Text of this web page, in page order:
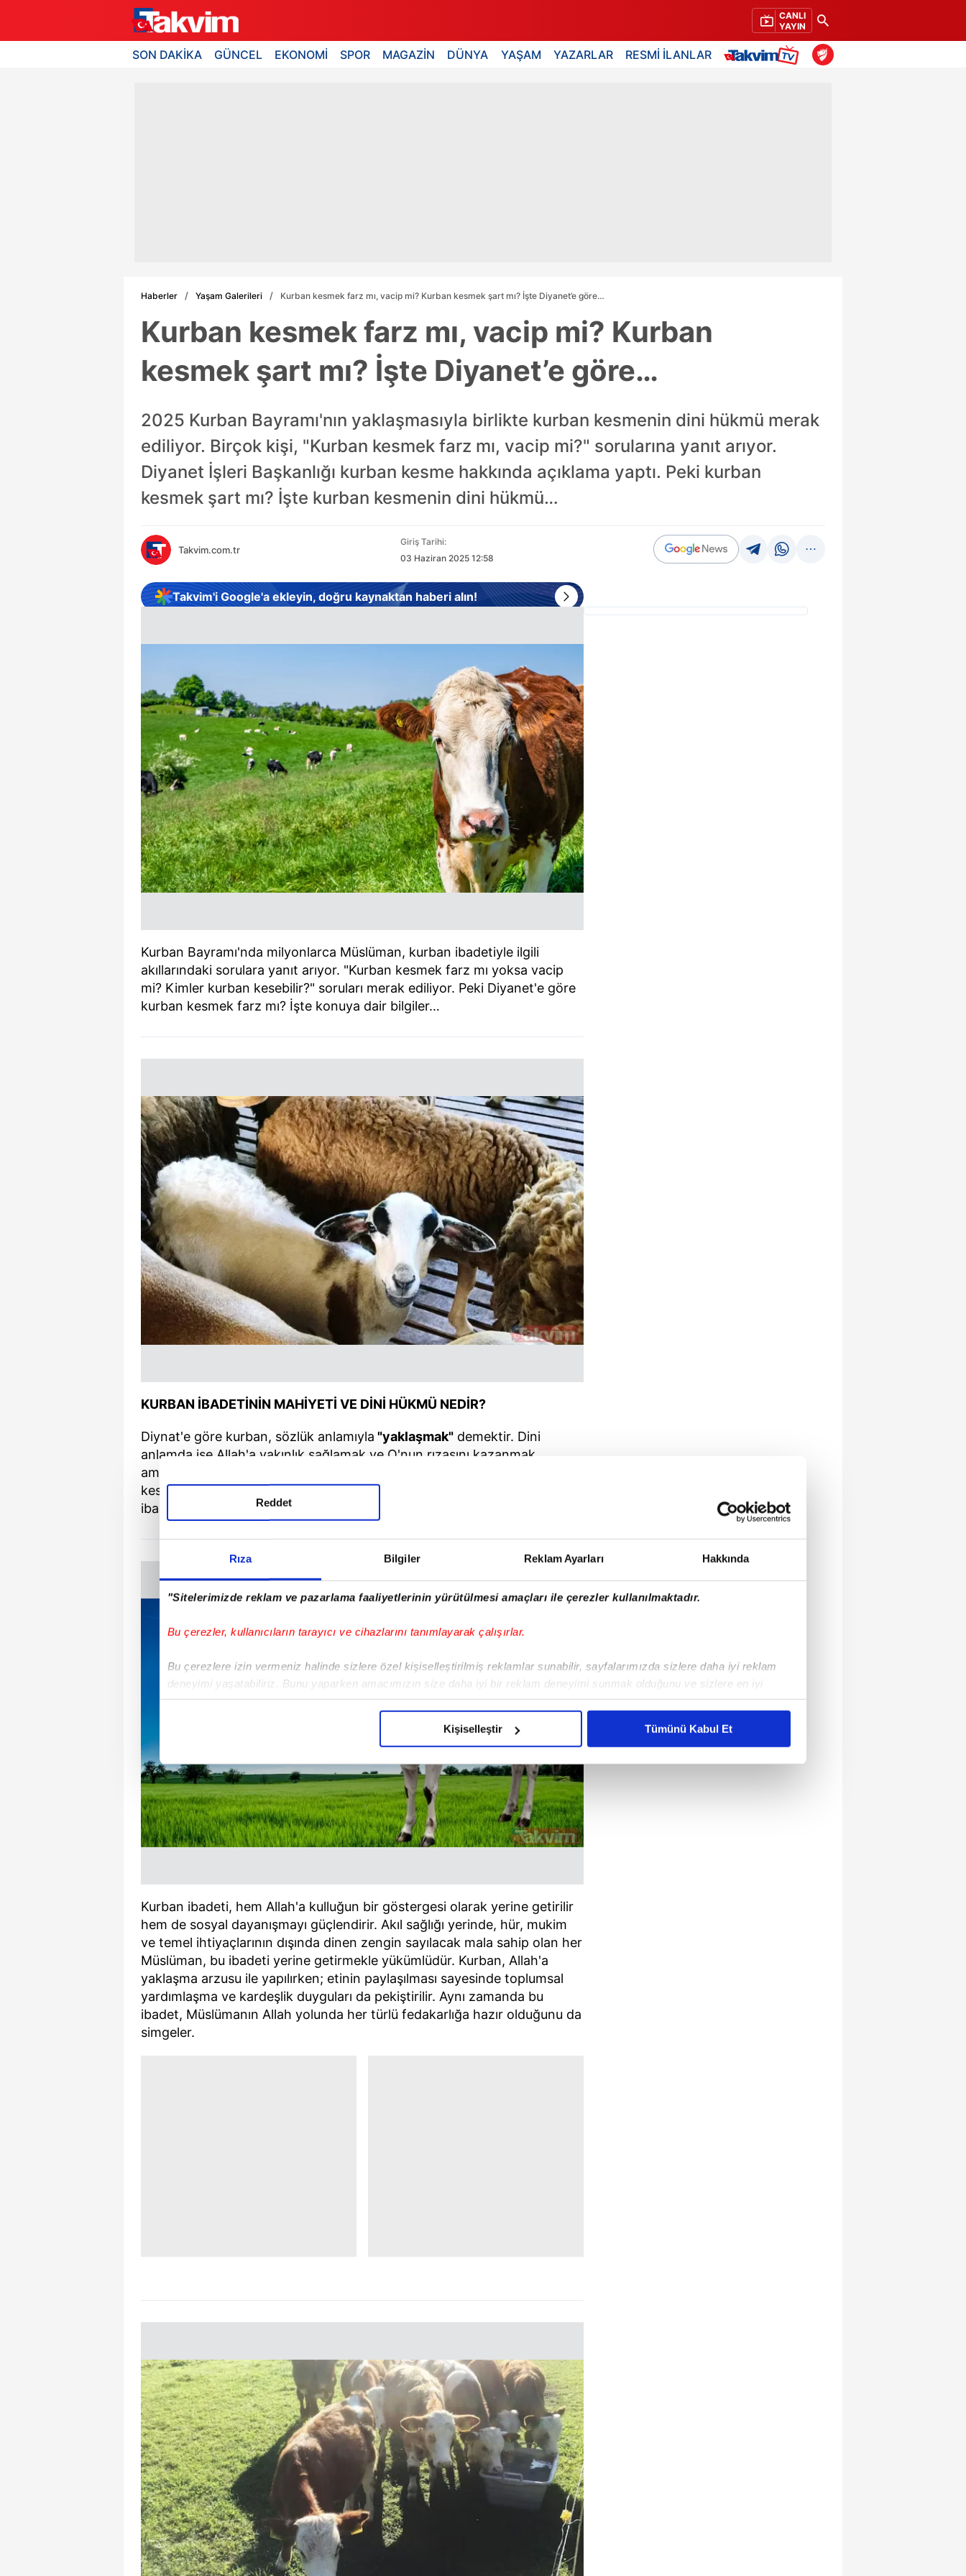
Rıza Bilgiler Reklam Ayarları Hakkında
"Sitelerimizde reklam ve pazarlama faaliyetlerinin yürütülmesi amaçları ile çerezler kullanılmaktadır.
Bu çerezler, kullanıcıların tarayıcı ve cihazlarını tanımlayarak çalışırlar.
Bu çerezlere izin vermeniz halinde sizlere özel kişiselleştirilmiş reklamlar sunabilir, sayfalarımızda sizlere daha iyi reklam
deneyimi yaşatabiliriz. Bunu yaparken amacımızın size daha iyi bir reklam deneyimi sunmak olduğunu ve sizlere en iyi
içerikleri sunabilmek adına elimizden gelen çabayı gösterdiğimizi ve bu noktada, reklamların maliyetlerimizi karşılamak
Sizlere daha iyi bir hizmet sunabilmek için İnternet Sitemizde kendimize ve üçüncü kişilere ait çerezler kullanılmaktadır. Bu
çerezler vasıtasıyla çeşitli kişisel verileriniz işlenmekte olup gerekli olan çerezler bilgi toplumu hizmetlerinin sunulması
amacıyla kullanılmaktadır. Diğer çerezler, sitemizin daha işlevsel kılınması ve kişiselleştirilmesi ve sizlere yönelik
reklam/pazarlama faaliyetlerinin yapılması, amaçlarıyla sınırlı olarak açık rızanız dahilinde kullanılacaktır.
6698 sayılı Kişisel Verilerin Korunması Kanunu uyarınca hazırlanmış Aydınlatma Metnimizi okumak ve sitemizde ilgili
mevzuata uygun olarak kullanılan çerezlerle ilgili bilgi almak için lütfentıklayınız.
Reddet
Kişiselleştir Tümünü Kabul Et
CANLI
YAYIN
SON DAKİKA GÜNCEL EKONOMİ SPOR MAGAZİN DÜNYA YAŞAM YAZARLAR RESMİ İLANLAR
Haberler Yaşam Galerileri Kurban kesmek farz mı, vacip mi? Kurban kesmek şart mı? İşte Diyanet’e göre…
Kurban kesmek farz mı, vacip mi? Kurban
kesmek şart mı? İşte Diyanet’e göre…
2025 Kurban Bayramı'nın yaklaşmasıyla birlikte kurban kesmenin dini hükmü merak
ediliyor. Birçok kişi, "Kurban kesmek farz mı, vacip mi?" sorularına yanıt arıyor.
Diyanet İşleri Başkanlığı kurban kesme hakkında açıklama yaptı. Peki kurban
kesmek şart mı? İşte kurban kesmenin dini hükmü…
Takvim.com.tr
Giriş Tarihi:
03 Haziran 2025 12:58
Takvim'i Google'a ekleyin, doğru kaynaktan haberi alın!
Kurban Bayramı'nda milyonlarca Müslüman, kurban ibadetiyle ilgili
akıllarındaki sorulara yanıt arıyor. "Kurban kesmek farz mı yoksa vacip
mi? Kimler kurban kesebilir?" soruları merak ediliyor. Peki Diyanet'e göre
kurban kesmek farz mı? İşte konuya dair bilgiler…
KURBAN İBADETİNİN MAHİYETİ VE DİNİ HÜKMÜ NEDİR?
Diynat'e göre kurban, sözlük anlamıyla "yaklaşmak" demektir. Dini
anlamda ise Allah'a yakınlık sağlamak ve O'nun rızasını kazanmak
amacıyla, belirli niteliklere sahip hayvanları, usulüne uygun biçimde
kesmeyi ifade eder. Kurban Bayramı'nda kesilen kurbana
ibadeti sırasında kesilen kurbana ise
Kurban ibadeti, hem Allah'a kulluğun bir göstergesi olarak yerine getirilir
hem de sosyal dayanışmayı güçlendirir. Akıl sağlığı yerinde, hür, mukim
ve temel ihtiyaçlarının dışında dinen zengin sayılacak mala sahip olan her
Müslüman, bu ibadeti yerine getirmekle yükümlüdür. Kurban, Allah'a
yaklaşma arzusu ile yapılırken; etinin paylaşılması sayesinde toplumsal
yardımlaşma ve kardeşlik duyguları da pekiştirilir. Aynı zamanda bu
ibadet, Müslümanın Allah yolunda her türlü fedakarlığa hazır olduğunu da
simgeler.